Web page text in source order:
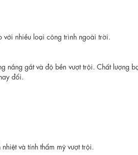
nhiều loại công trình ngoài trời.
nắng gắt và độ bền vượt trội. Chất lượng
đổi.
và tính thẩm mỹ vượt trội.